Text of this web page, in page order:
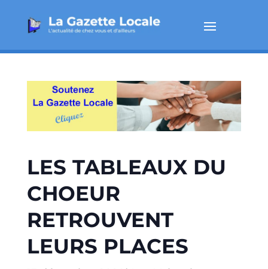
LES TABLEAUX DU
CHOEUR
RETROUVENT
LEURS PLACES